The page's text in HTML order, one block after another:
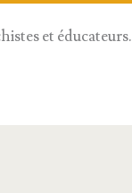
et éducateurs.